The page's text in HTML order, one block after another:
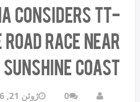
Considers TT-
Race near
Sunshine Coast
0
ژوئن 21, 2016